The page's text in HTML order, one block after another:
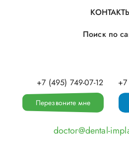
Поиск по
+7 (495) 749-07-12
Перезвоните мне
doctor@dental-